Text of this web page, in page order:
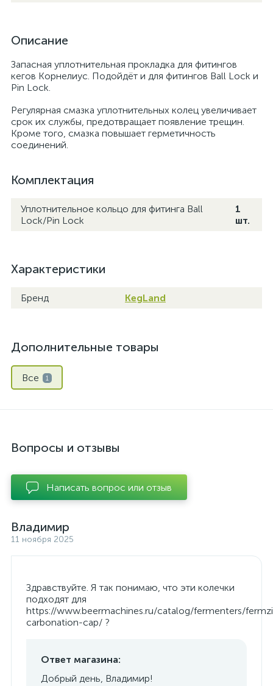
Описание
Запасная уплотнительная прокладка для фитингов
кегов Корнелиус. Подойдёт и для фитингов Ball Lock и
Pin Lock.
Регулярная смазка уплотнительных колец увеличивает
срок их службы, предотвращает появление трещин.
Кроме того, смазка повышает герметичность
соединений.
Комплектация
Уплотнительное кольцо для фитинга Ball
Lock/Pin Lock
1
шт.
Характеристики
Бренд KegLand
Дополнительные товары
Все 1
Вопросы и отзывы
Написать вопрос или отзыв
Владимир
11 ноября 2025
Здравствуйте. Я так понимаю, что эти колечки
подходят для
https://www.beermachines.ru/catalog/fermenters/
carbonation-cap/ ?
Ответ магазина:
Добрый день, Владимир!